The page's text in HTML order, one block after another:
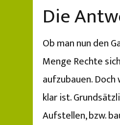
Die
Ob man nun den
Menge Rechte
aufzubauen.
klar ist.
Aufstellen, bzw.